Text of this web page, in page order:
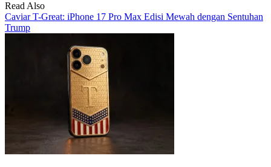
Read Also
Caviar T-Great: iPhone 17 Pro Max Edisi Mewah dengan Sentuhan
Trump